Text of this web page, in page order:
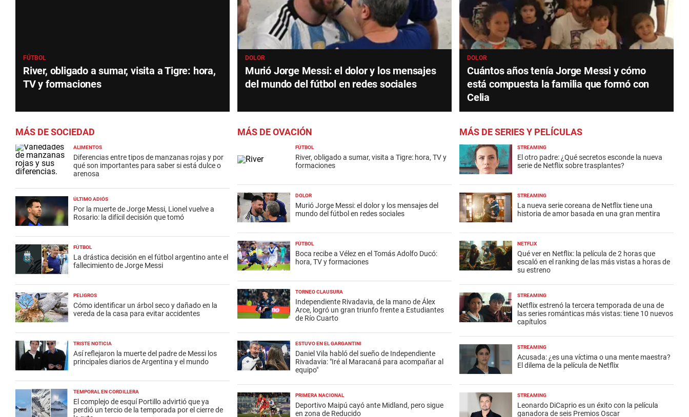
FÚTBOL
River, obligado a sumar, visita a Tigre: hora,
TV y formaciones
DOLOR
Murió Jorge Messi: el dolor y los mensajes
del mundo del fútbol en redes sociales
DOLOR
Cuántos años tenía Jorge Messi y cómo
está compuesta la familia que formó con
Celia
MÁS DE SOCIEDAD
ALIMENTOS
Diferencias entre tipos de manzanas rojas y por
qué son importantes para saber si está dulce o
arenosa
ÚLTIMO ADIÓS
Por la muerte de Jorge Messi, Lionel vuelve a
Rosario: la difícil decisión que tomó
FÚTBOL
La drástica decisión en el fútbol argentino ante el
fallecimiento de Jorge Messi
PELIGROS
Cómo identificar un árbol seco y dañado en la
vereda de la casa para evitar accidentes
TRISTE NOTICIA
Así reflejaron la muerte del padre de Messi los
principales diarios de Argentina y el mundo
TEMPORAL EN CORDILLERA
El complejo de esquí Portillo advirtió que ya
perdió un tercio de la temporada por el cierre de
MÁS DE OVACIÓN
FÚTBOL
River, obligado a sumar, visita a Tigre: hora, TV y
formaciones
DOLOR
Murió Jorge Messi: el dolor y los mensajes del
mundo del fútbol en redes sociales
FÚTBOL
Boca recibe a Vélez en el Tomás Adolfo Ducó:
hora, TV y formaciones
TORNEO CLAUSURA
Independiente Rivadavia, de la mano de Álex
Arce, logró un gran triunfo frente a Estudiantes
de Río Cuarto
ESTUVO EN EL GARGANTINI
Daniel Vila habló del sueño de Independiente
Rivadavia: "Iré al Maracaná para acompañar al
equipo"
PRIMERA NACIONAL
Deportivo Maipú cayó ante Midland, pero sigue
en zona de Reducido
MÁS DE SERIES Y PELÍCULAS
STREAMING
El otro padre: ¿Qué secretos esconde la nueva
serie de Netflix sobre trasplantes?
STREAMING
La nueva serie coreana de Netflix tiene una
historia de amor basada en una gran mentira
NETFLIX
Qué ver en Netflix: la película de 2 horas que
escaló en el ranking de las más vistas a horas de
su estreno
STREAMING
Netflix estrenó la tercera temporada de una de
las series románticas más vistas: tiene 10 nuevos
capítulos
STREAMING
Acusada: ¿es una víctima o una mente maestra?
El dilema de la película de Netflix
STREAMING
Leonardo DiCaprio es un éxito con la película
ganadora de seis Premios Oscar